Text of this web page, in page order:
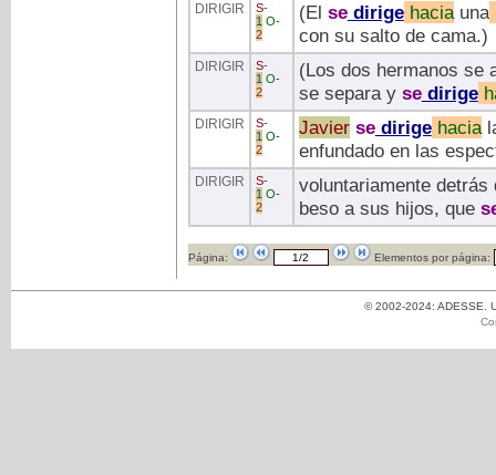
DIRIGIR S-
1 O-
2
(El sedirigehaciauna
con su salto de cama.)
DIRIGIR S-
1 O-
2
(Los dos hermanos se
se separa ysedirige
DIRIGIR S-
1 O-
2
Javiersedirigehacia
enfundado en las
DIRIGIR S-
1 O-
2
voluntariamente
beso a sus hijos, que
Página: Elementos por página:
© 2002-2024: ADESSE.